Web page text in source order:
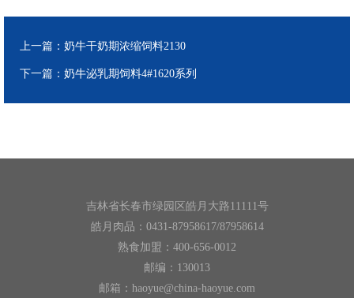
上一篇：奶牛干奶期浓缩饲料2130
下一篇：奶牛泌乳期饲料4#1620系列
吉林省长春市绿园区皓月大路11111号
皓月肉品：0431-87958617/87958614
熟食加盟：400-656-0012
邮编：130013
邮箱：haoyue@china-haoyue.com